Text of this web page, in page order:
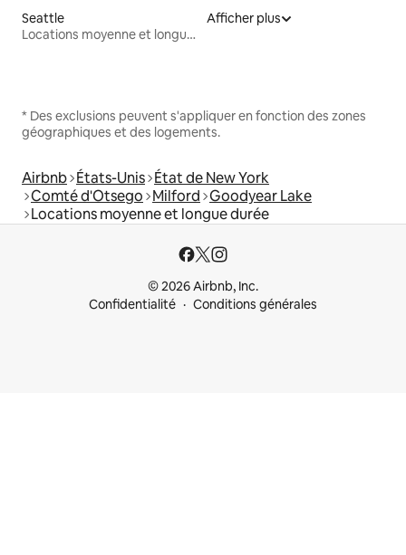
Seattle
Locations moyenne et longue durée
Afficher plus
* Des exclusions peuvent s'appliquer en fonction des zones
géographiques et des logements.
Airbnb États-Unis État de New York
Comté d'Otsego Milford Goodyear Lake
Locations moyenne et longue durée
© 2026 Airbnb, Inc.
Confidentialité
Conditions générales